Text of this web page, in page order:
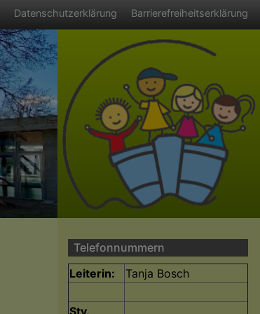
Datenschutzerklärung Barrierefreiheitserklärung
Telefonnummern
Leiterin:
Tanja Bosch